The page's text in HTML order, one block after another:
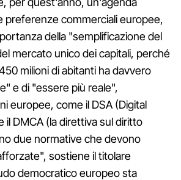
preferenze commerciali europee,
della "semplificazione del
mercato unico dei capitali, perché
milioni di abitanti ha davvero
e di "essere più reale",
europee, come il DSA (Digital
il DMCA (la direttiva sul diritto
due normative che devono
sostiene il titolare
democratico europeo sta